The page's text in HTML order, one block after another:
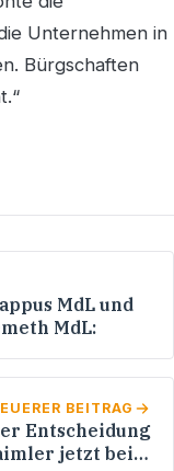
Unternehmen in
Bürgschaften
MdL und
MdL:
BEITRAG
Entscheidung
jetzt beim